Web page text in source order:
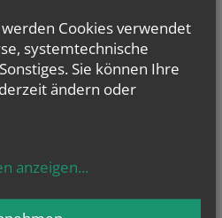
TUN GUT
Cookies verwendet
systemtechnische
Sie können Ihre
ändern oder
anzeigen...